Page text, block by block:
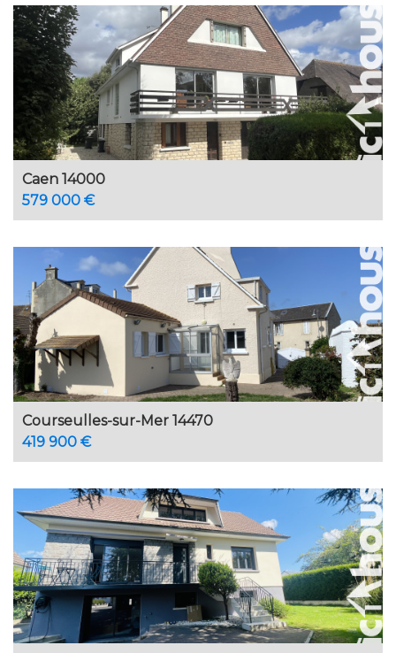
Caen 14000
579 000 €
Courseulles-sur-Mer 14470
419 900 €